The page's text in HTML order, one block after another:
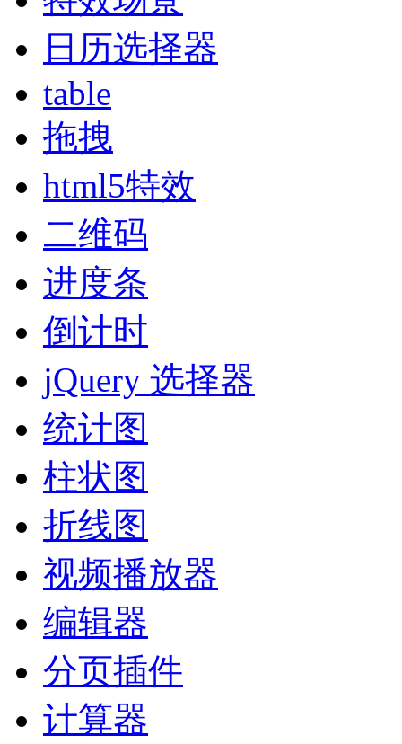
日历选择器
table
拖拽
html5特效
二维码
进度条
倒计时
jQuery 选择器
统计图
柱状图
折线图
视频播放器
编辑器
分页插件
计算器